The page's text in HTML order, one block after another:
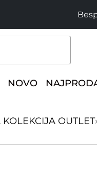
NOVO
KOLEKCIJA OUTLET›